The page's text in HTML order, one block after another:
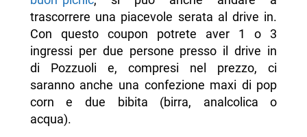
trascorrere una piacevole serata al drive in.
Con questo coupon potrete aver 1 o 3
ingressi per due persone presso il drive in
di Pozzuoli e, compresi nel prezzo, ci
saranno anche una confezione maxi di pop
corn e due bibita (birra, analcolica o
acqua).